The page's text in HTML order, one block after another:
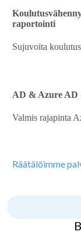
raportointi
Sujuvoita
AD & Azure AD
Valmis rajapinta
Räätälöimme